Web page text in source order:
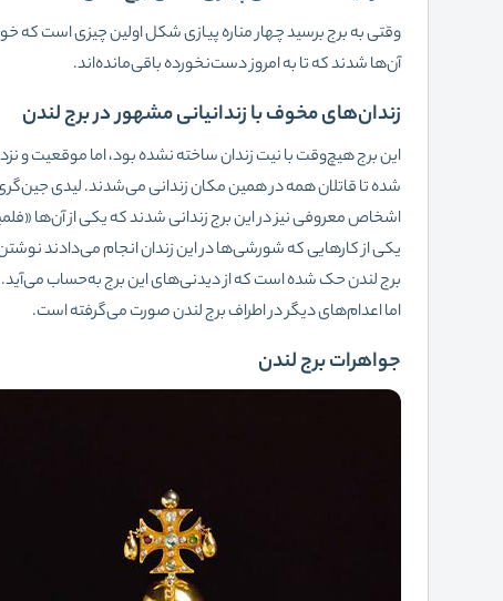
وقتی به برج برسید چهار مناره پیازی شکل اولین چیزی است که
آن‌ها شدند که تا به امروز دست‌نخورده باقی‌مانده‌اند.
زندان‌های مخوف با زندانیانی مشهور در برج لندن
این برج هیچ‌وقت با نیت زندان ساخته نشده بود، اما موقعیت و
شده تا قاتلان همه در همین مکان زندانی می‌شدند. لیدی جین‌گری،
اشخاص معروفی نیز در این برج زندانی شدند که یکی از آن‌ها
یکی از کارهایی که شورشی‌ها در این زندان انجام می‌دادند
اما اعدام‌های دیگر در اطراف برج لندن صورت می‌گرفته است.
جواهرات برج لندن